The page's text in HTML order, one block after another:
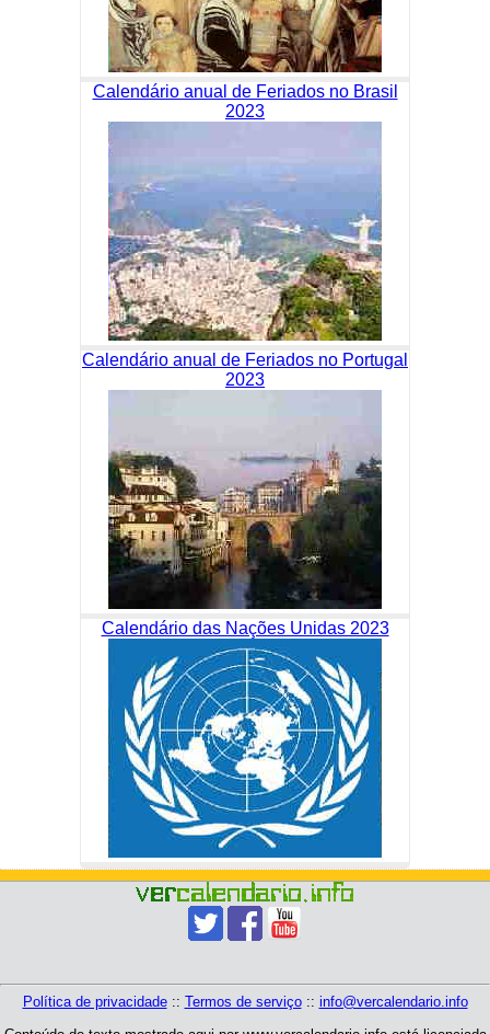
Calendário anual de Feriados no Brasil
2023
Calendário anual de Feriados no Portugal
2023
Calendário das Nações Unidas 2023
Política de privacidade:: Termos de serviço:: info@vercalendario.info